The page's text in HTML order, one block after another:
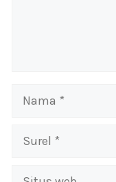
Nama
Surel
Situs